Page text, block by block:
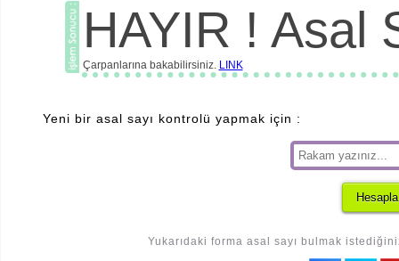
HAYIR ! Asal
Çarpanlarına bakabilirsiniz. LINK
Yeni bir asal sayı kontrolü yapmak için :
Yukarıdaki forma asal sayı bulmak